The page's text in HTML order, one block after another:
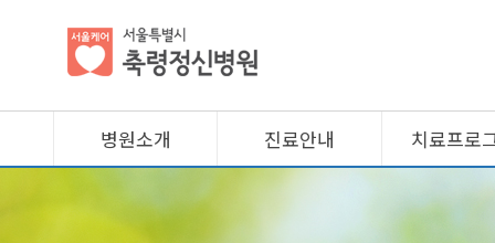
병원소개 진료안내 치료프로